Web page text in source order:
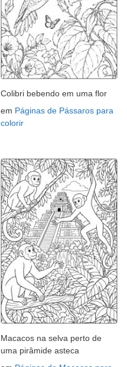
Colibri bebendo em uma flor
em Páginas de Pássaros para
colorir
Macacos na selva perto de
uma pirâmide asteca